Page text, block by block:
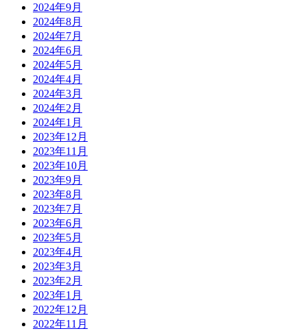
2024年9月
2024年8月
2024年7月
2024年6月
2024年5月
2024年4月
2024年3月
2024年2月
2024年1月
2023年12月
2023年11月
2023年10月
2023年9月
2023年8月
2023年7月
2023年6月
2023年5月
2023年4月
2023年3月
2023年2月
2023年1月
2022年12月
2022年11月